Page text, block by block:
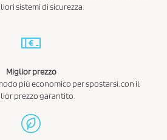
sistemi di sicurezza.
Miglior prezzo
più economico per spostarsi, con il
prezzo garantito.